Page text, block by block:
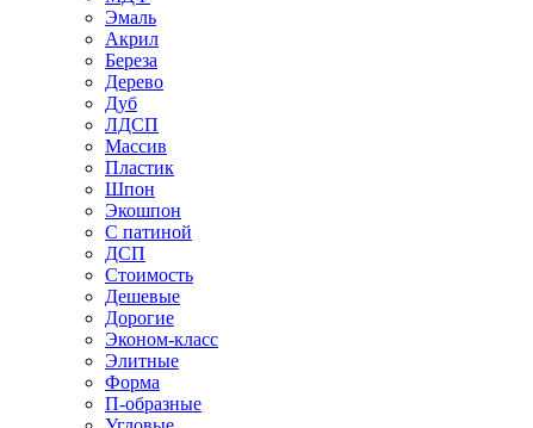
Эмаль
Акрил
Береза
Дерево
Дуб
ЛДСП
Массив
Пластик
Шпон
Экошпон
С патиной
ДСП
Стоимость
Дешевые
Дорогие
Эконом-класс
Элитные
Форма
П-образные